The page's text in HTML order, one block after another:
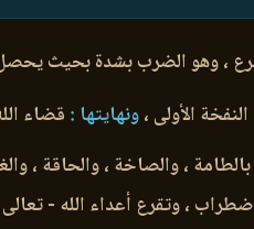
، وهو الضرب بشدة بحيث
الأولى ،ونهايتها : قضاء
، والصاخة ، والحاقة ،
، وتقرع أعداء الله - تعالى